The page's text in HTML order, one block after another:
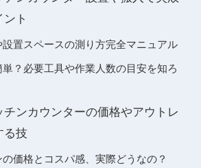
ント
置スペースの測り方完全マニュアル
？必要工具や作業人数の目安を知ろ
チンカウンターの価格やアウトレ
る技
価格とコスパ感、実際どうなの？